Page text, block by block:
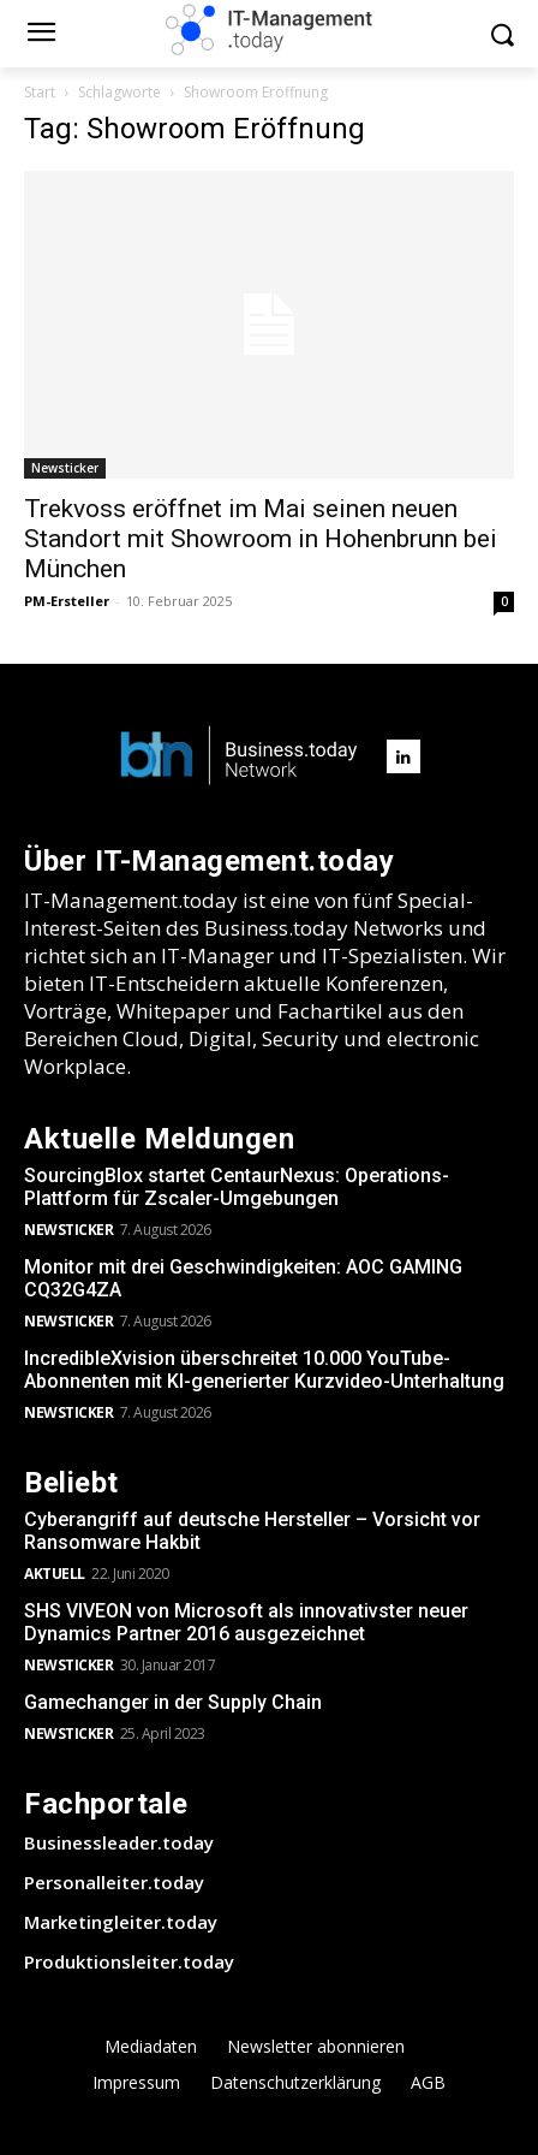
Start Schlagworte Showroom Eröffnung
Tag: Showroom Eröffnung
Newsticker
Trekvoss eröffnet im Mai seinen neuen
Standort mit Showroom in Hohenbrunn bei
München
PM-Ersteller - 10. Februar 2025 0
Über IT-Management.today
IT-Management.today ist eine von fünf Special-
Interest-Seiten des Business.today Networks und
richtet sich an IT-Manager und IT-Spezialisten. Wir
bieten IT-Entscheidern aktuelle Konferenzen,
Vorträge, Whitepaper und Fachartikel aus den
Bereichen Cloud, Digital, Security und electronic
Workplace.
Aktuelle Meldungen
SourcingBlox startet CentaurNexus: Operations-
Plattform für Zscaler-Umgebungen
NEWSTICKER 7. August 2026
Monitor mit drei Geschwindigkeiten: AOC GAMING
CQ32G4ZA
NEWSTICKER 7. August 2026
IncredibleXvision überschreitet 10.000 YouTube-
Abonnenten mit KI-generierter Kurzvideo-Unterhaltung
NEWSTICKER 7. August 2026
Beliebt
Cyberangriff auf deutsche Hersteller – Vorsicht vor
Ransomware Hakbit
AKTUELL 22. Juni 2020
SHS VIVEON von Microsoft als innovativster neuer
Dynamics Partner 2016 ausgezeichnet
NEWSTICKER 30. Januar 2017
Gamechanger in der Supply Chain
NEWSTICKER 25. April 2023
Fachportale
Businessleader.today
Personalleiter.today
Marketingleiter.today
Produktionsleiter.today
Mediadaten
Newsletter abonnieren
Impressum
Datenschutzerklärung AGB